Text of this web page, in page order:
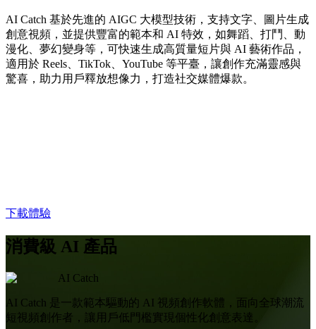
AI Catch 基於先進的 AIGC 大模型技術，支持文字、圖片生成
創意視頻，並提供豐富的範本和 AI 特效，如舞蹈、打鬥、動
漫化、夢幻變身等，可快速生成高質量短片與 AI 藝術作品，
適用於 Reels、TikTok、YouTube 等平臺，讓創作充滿靈感與
驚喜，助力用戶釋放想像力，打造社交媒體爆款。
下載體驗
消費級 AI 產品
AI Catch
AI Catch 是一款範本驅動的 AI 視頻創作軟體，面向全球潮流
短視頻創作者，讓用戶低門檻實現個性化創意表達。